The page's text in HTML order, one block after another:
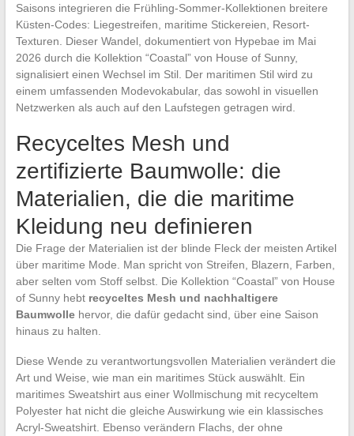
Saisons integrieren die Frühling-Sommer-Kollektionen breitere
Küsten-Codes: Liegestreifen, maritime Stickereien, Resort-
Texturen. Dieser Wandel, dokumentiert von Hypebae im Mai
2026 durch die Kollektion “Coastal” von House of Sunny,
signalisiert einen Wechsel im Stil. Der maritimen Stil wird zu
einem umfassenden Modevokabular, das sowohl in visuellen
Netzwerken als auch auf den Laufstegen getragen wird.
Recyceltes Mesh und
zertifizierte Baumwolle: die
Materialien, die die maritime
Kleidung neu definieren
Die Frage der Materialien ist der blinde Fleck der meisten Artikel
über maritime Mode. Man spricht von Streifen, Blazern, Farben,
aber selten vom Stoff selbst. Die Kollektion “Coastal” von House
of Sunny hebt recyceltes Mesh und nachhaltigere
Baumwollehervor, die dafür gedacht sind, über eine Saison
hinaus zu halten.
Diese Wende zu verantwortungsvollen Materialien verändert die
Art und Weise, wie man ein maritimes Stück auswählt. Ein
maritimes Sweatshirt aus einer Wollmischung mit recyceltem
Polyester hat nicht die gleiche Auswirkung wie ein klassisches
Acryl-Sweatshirt. Ebenso verändern Flachs, der ohne